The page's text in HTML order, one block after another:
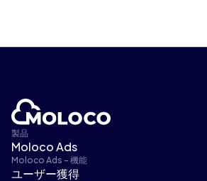
製品
Moloco Ads
Moloco Ads - 機能
ユーザー獲得